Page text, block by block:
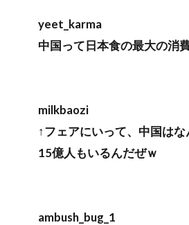
yeet_karma
中国って日本食の最大の消
milkbaozi
↑フェアにいって、中国はな
15億人もいるんだぜｗ
ambush_bug_1